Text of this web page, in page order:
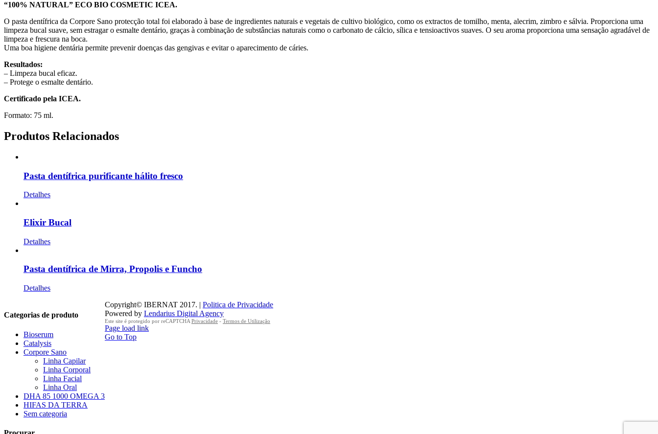
“100% NATURAL” ECO BIO COSMETIC ICEA.
O pasta dentífrica da Corpore Sano protecção total foi elaborado à base de ingredientes naturais e vegetais de cultivo biológico, como os extractos de tomilho, menta, alecrim, zimbro e sálvia. Proporciona uma
limpeza bucal suave, sem estragar o esmalte dentário, graças à combinação de substâncias naturais como o carbonato de cálcio, sílica e tensioactivos suaves. O seu aroma proporciona uma sensação agradável de
limpeza e frescura na boca.
Uma boa higiene dentária permite prevenir doenças das gengivas e evitar o aparecimento de cáries.
Resultados:
– Limpeza bucal eficaz.
– Protege o esmalte dentário.
Certificado pela ICEA.
Formato: 75 ml.
Produtos Relacionados
Pasta dentífrica purificante hálito fresco
Detalhes
Elixir Bucal
Detalhes
Pasta dentífrica de Mirra, Propolis e Funcho
Detalhes
Categorias de produto
Bioserum
Catalysis
Corpore Sano
Linha Capilar
Linha Corporal
Linha Facial
Linha Oral
DHA 85 1000 OMEGA 3
HIFAS DA TERRA
Sem categoria
Copyright© IBERNAT 2017. | Politica de Privacidade
Powered by Lendarius Digital Agency
Este site é protegido por reCAPTCHA Privacidade - Termos de Utilização
Page load link
Go to Top